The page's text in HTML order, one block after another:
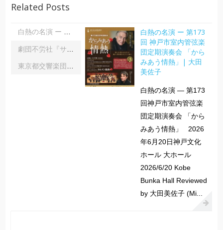
Related Posts
白熱の名演 ー 第173回 神戸市室内管弦楽団定期演奏会 「からみあう情熱」| 大田美佐子
白熱の名演 ー 第173
回 神戸市室内管弦楽
団定期演奏会 「から
みあう情熱」| 大田
美佐子
白熱の名演 ― 第173
回神戸市室内管弦楽
団定期演奏会 「から
みあう情熱」 2026
年6月20日神戸文化
ホール 大ホール
2026/6/20 Kobe
Bunka Hall Reviewed
by 大田美佐子 (Mi...